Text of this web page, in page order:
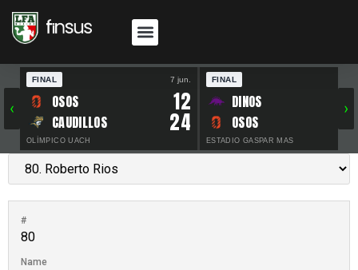
‹
FINAL 7 jun.
OSOS 12
CAUDILLOS 24
OLÍMPICO UACH
FINAL
DINOS
OSOS
ESTADIO GASPAR MAS
›
#
80
Name